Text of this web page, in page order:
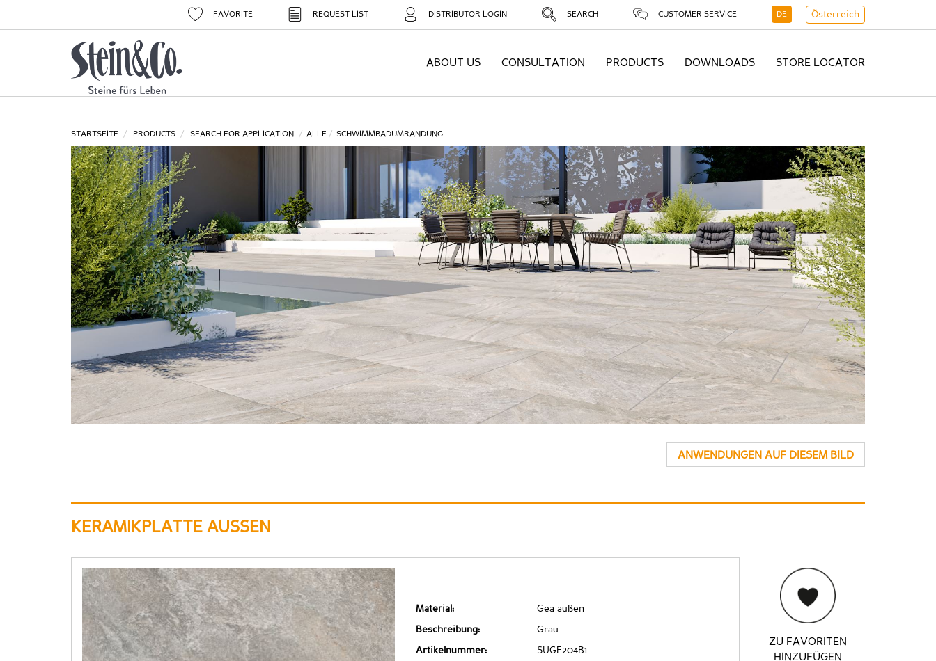
FAVORITE REQUEST LIST DISTRIBUTOR LOGIN SEARCH CUSTOMER SERVICE DE Österreich
ABOUT US CONSULTATION PRODUCTS DOWNLOADS STORE LOCATOR
STARTSEITE PRODUCTS SEARCH FOR APPLICATION ALLE SCHWIMMBADUMRANDUNG
ANWENDUNGEN AUF DIESEM BILD
KERAMIKPLATTE AUSSEN
Material: Gea außen
Beschreibung: Grau
Artikelnummer: SUGE204B1
ZU FAVORITEN
HINZUFÜGEN